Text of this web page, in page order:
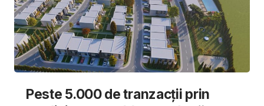
Peste 5.000 de tranzacții prin